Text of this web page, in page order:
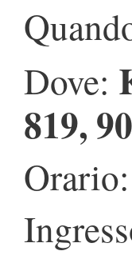
Dove:
819,
Orario: